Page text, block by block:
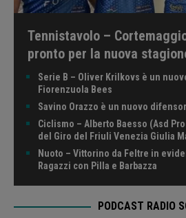
Tennistavolo –
pronto per la nuova
Serie B – Oliver Krilkovs è un
Fiorenzuola Bees
Savino Orazzo è un nuovo
Ciclismo – Alberto Baesso (Asd
del Giro del Friuli Venezia Giulia
Nuoto – Vittorino da Feltre in
Ragazzi con Pilla e Barbazza
PODCAST RADIO